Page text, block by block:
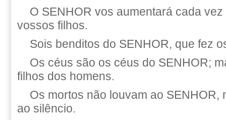
O SENHOR vos aumentará cada
vossos filhos.
Sois benditos do SENHOR, que fez
Os céus são os céus do SENHOR;
filhos dos homens.
Os mortos não louvam ao SENHOR,
ao silêncio.